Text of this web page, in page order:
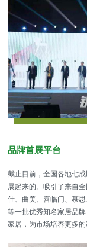
品牌首展平台
截止目前，全国各地七
展起来的。吸引了来自
仕、曲美、喜临门、慕
等一批优秀知名家居品
家居，为市场培养更多的